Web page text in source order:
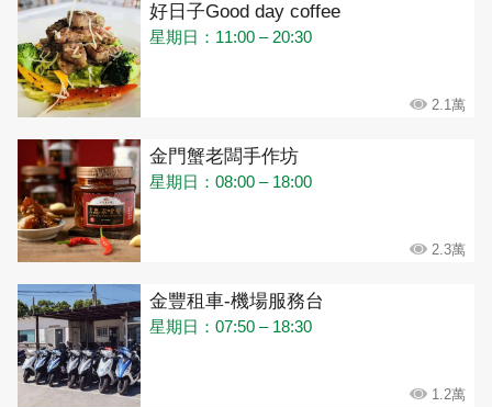
好日子Good day coffee
星期日：11:00 – 20:30
2.1萬
金門蟹老闆手作坊
星期日：08:00 – 18:00
2.3萬
金豐租車-機場服務台
星期日：07:50 – 18:30
1.2萬